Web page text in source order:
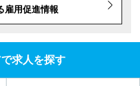
雇用促進情報
求人を探す